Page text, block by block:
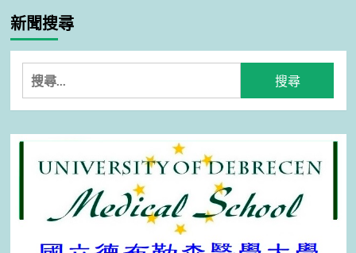
新聞搜尋
搜
尋
關
鍵